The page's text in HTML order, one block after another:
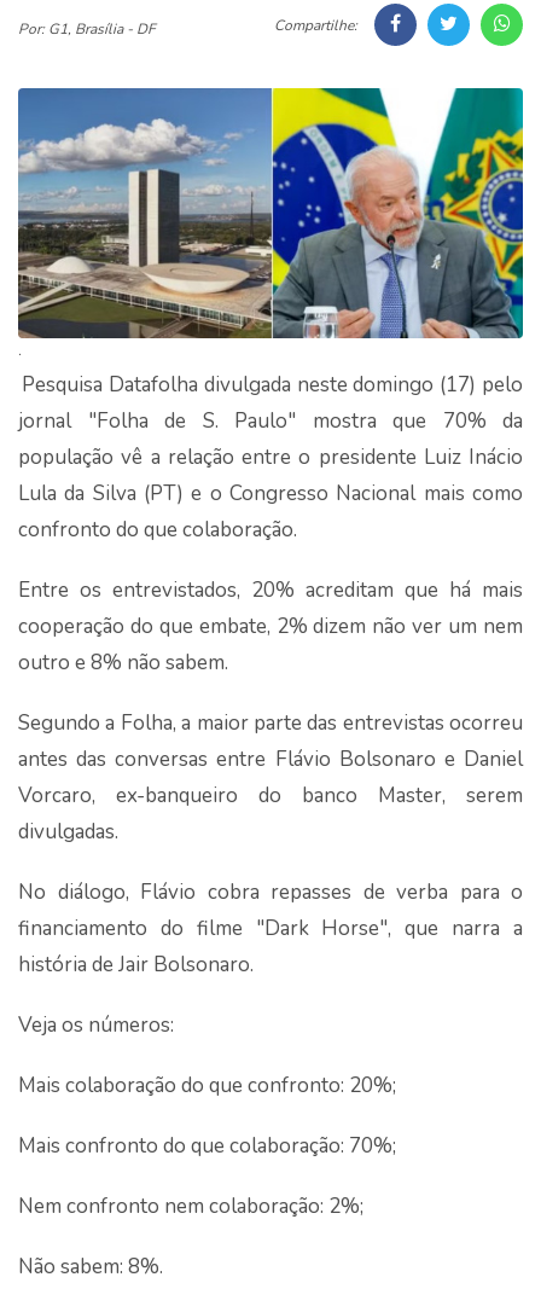
Por: G1, Brasília - DF Compartilhe:
.
Pesquisa Datafolha divulgada neste domingo (17) pelo
jornal "Folha de S. Paulo" mostra que 70% da
população vê a relação entre o presidente Luiz Inácio
Lula da Silva (PT) e o Congresso Nacional mais como
confronto do que colaboração.
Entre os entrevistados, 20% acreditam que há mais
cooperação do que embate, 2% dizem não ver um nem
outro e 8% não sabem.
Segundo a Folha, a maior parte das entrevistas ocorreu
antes das conversas entre Flávio Bolsonaro e Daniel
Vorcaro, ex-banqueiro do banco Master, serem
divulgadas.
No diálogo, Flávio cobra repasses de verba para o
financiamento do filme "Dark Horse", que narra a
história de Jair Bolsonaro.
Veja os números:
Mais colaboração do que confronto: 20%;
Mais confronto do que colaboração: 70%;
Nem confronto nem colaboração: 2%;
Não sabem: 8%.